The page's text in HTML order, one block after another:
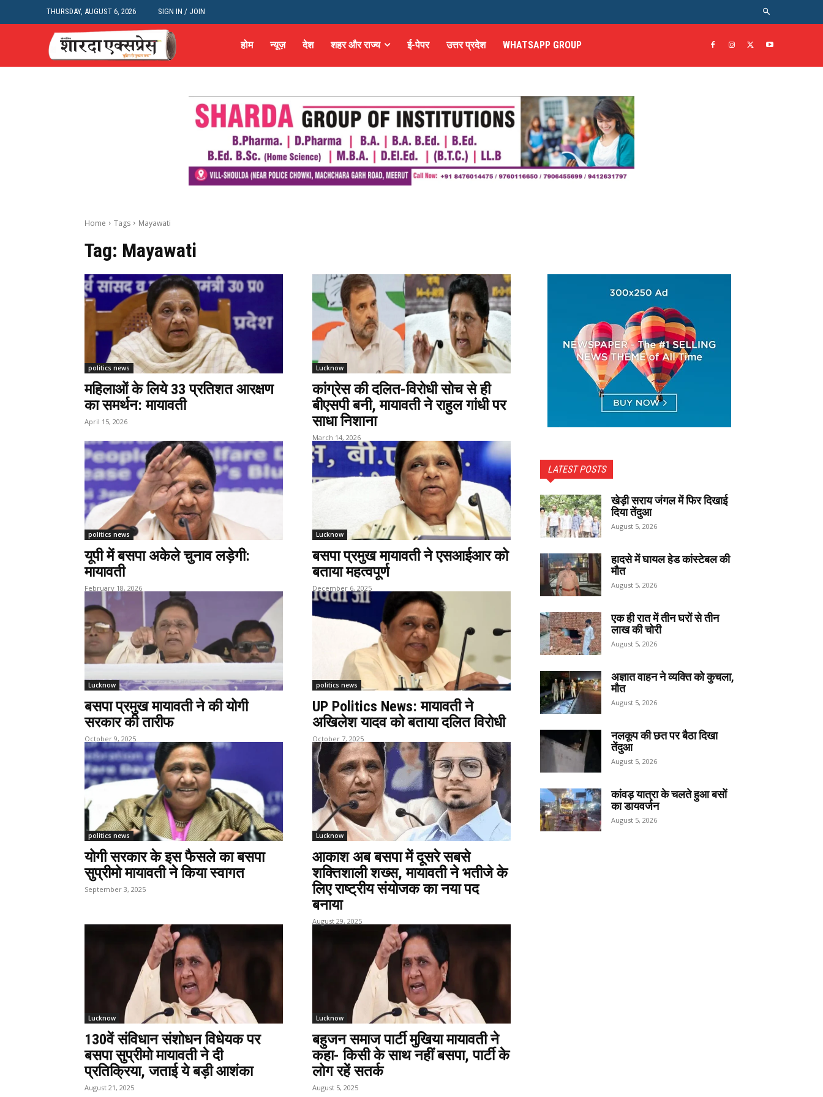
THURSDAY, AUGUST 6, 2026 SIGN IN / JOIN
होम न्यूज़ देश शहर और राज्य ई-पेपर उत्तर प्रदेश WHATSAPP GROUP
Home Tags Mayawati
Tag: Mayawati
politics news
महिलाओं के लिये 33 प्रतिशत आरक्षण
का समर्थन: मायावती
April 15, 2026
Lucknow
कांग्रेस की दलित-विरोधी सोच से ही
बीएसपी बनी, मायावती ने राहुल गांधी पर
साधा निशाना
March 14, 2026
politics news
यूपी में बसपा अकेले चुनाव लड़ेगी:
मायावती
February 18, 2026
Lucknow
बसपा प्रमुख मायावती ने एसआईआर को
बताया महत्वपूर्ण
December 6, 2025
Lucknow
बसपा प्रमुख मायावती ने की योगी
सरकार की तारीफ
October 9, 2025
politics news
UP Politics News: मायावती ने
अखिलेश यादव को बताया दलित विरोधी
October 7, 2025
politics news
योगी सरकार के इस फैसले का बसपा
सुप्रीमो मायावती ने किया स्वागत
September 3, 2025
Lucknow
आकाश अब बसपा में दूसरे सबसे
शक्तिशाली शख्स, मायावती ने भतीजे के
लिए राष्ट्रीय संयोजक का नया पद
बनाया
August 29, 2025
Lucknow
130वें संविधान संशोधन विधेयक पर
बसपा सुप्रीमो मायावती ने दी
प्रतिक्रिया, जताई ये बड़ी आशंका
August 21, 2025
Lucknow
बहुजन समाज पार्टी मुखिया मायावती ने
कहा- किसी के साथ नहीं बसपा, पार्टी के
लोग रहें सतर्क
August 5, 2025
LATEST POSTS
खेड़ी सराय जंगल में फिर दिखाई
दिया तेंदुआ
August 5, 2026
हादसे में घायल हेड कांस्टेबल की
मौत
August 5, 2026
एक ही रात में तीन घरों से तीन
लाख की चोरी
August 5, 2026
अज्ञात वाहन ने व्यक्ति को कुचला,
मौत
August 5, 2026
नलकूप की छत पर बैठा दिखा
तेंदुआ
August 5, 2026
कांवड़ यात्रा के चलते हुआ बसों
का डायवर्जन
August 5, 2026